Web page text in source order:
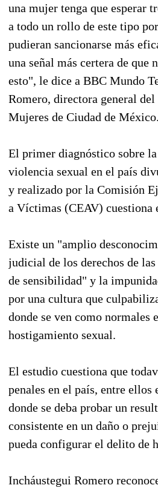
una mujer tenga que esperar
a todo un rollo de este tipo
pudieran sancionarse más
una señal más certera de que
esto", le dice a BBC Mundo
Romero, directora general
Mujeres de Ciudad de México.
El primer diagnóstico sobre
violencia sexual en el país
y realizado por la Comisión
a Víctimas (CEAV) cuestiona
Existe un "amplio
judicial de los derechos de
de sensibilidad" y la
por una cultura que
donde se ven como normales
hostigamiento sexual.
El estudio cuestiona que
penales en el país, entre ellos
donde se deba probar un
consistente en un daño o
pueda configurar el delito de
Incháustegui Romero